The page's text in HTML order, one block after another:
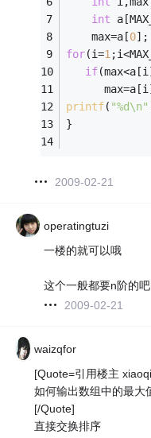
int
    max=a[
0];
for(i=1
if
printf( "%d\n"
}
2009-02-21
operatingtuzi
一楼的就可以哦
这个一般都要n阶的吧
2009-02-21
waizqfor
[Quote=引用楼主
如何输出数组中的最大
[/Quote]
直接交换排序